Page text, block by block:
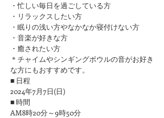
​・忙しい毎日を過ごしている方
・リラックスしたい方
・眠りの浅い方やなかなか寝付けない方
​・音楽が好きな方
​・癒されたい方
＊チャイムやシンギングボウルの音がお好き
な方にもおすすめです。
■ 日程
2024年7月7日(日)
■ 時間
AM8時20分～9時50分